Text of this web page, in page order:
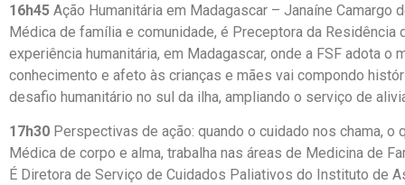
16h45 Ação Humanitária em Madagascar – Janaíne Camargo
Médica de família e comunidade, é Preceptora da
experiência humanitária, em Madagascar, onde a FSF adota
conhecimento e afeto às crianças e mães vai compondo
desafio humanitário no sul da ilha, ampliando o serviço de
17h30 Perspectivas de ação: quando o cuidado nos chama,
Médica de corpo e alma, trabalha nas áreas de Medicina de
É Diretora de Serviço de Cuidados Paliativos do Instituto de